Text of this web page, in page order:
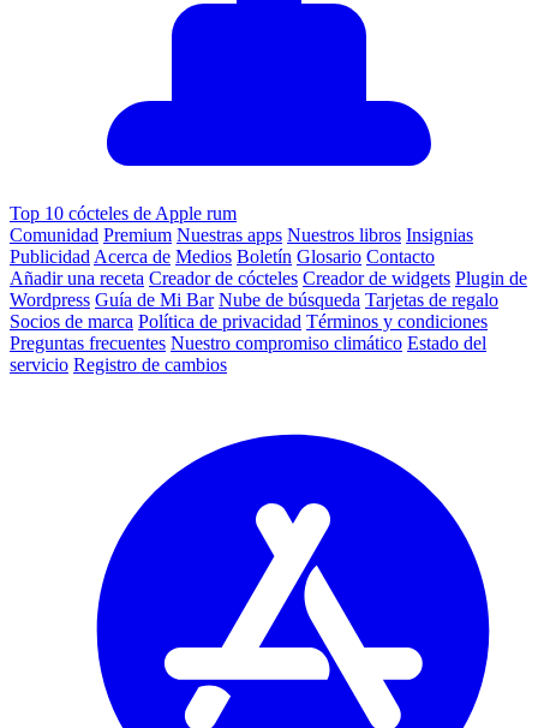
Top 10 cócteles de Apple rum
Comunidad Premium Nuestras apps Nuestros libros Insignias
Publicidad Acerca de Medios Boletín Glosario Contacto
Añadir una receta Creador de cócteles Creador de widgets Plugin de
Wordpress Guía de Mi Bar Nube de búsqueda Tarjetas de regalo
Socios de marca Política de privacidad Términos y condiciones
Preguntas frecuentes Nuestro compromiso climático Estado del
servicio Registro de cambios